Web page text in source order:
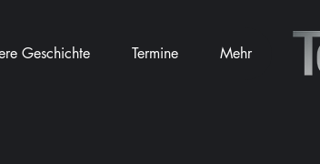
Geschichte Termine Mehr